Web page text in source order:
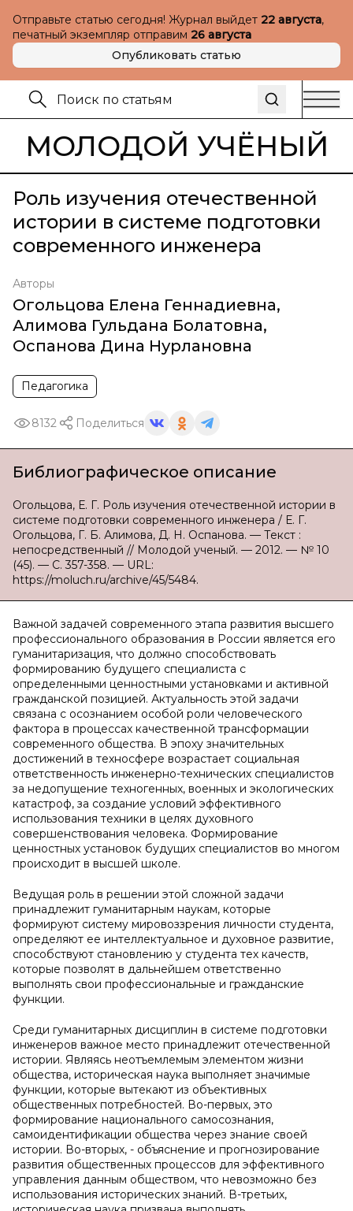
Отправьте статью сегодня! Журнал выйдет 22 августа,
печатный экземпляр отправим 26 августа
Опубликовать статью
МОЛОДОЙ УЧЁНЫЙ
Роль изучения отечественной
истории в системе подготовки
современного инженера
Авторы
Огольцова Елена Геннадиевна,
Алимова Гульдана Болатовна,
Оспанова Дина Нурлановна
Педагогика
8132 Поделиться
Библиографическое описание
Огольцова, Е. Г. Роль изучения отечественной истории в
системе подготовки современного инженера / Е. Г.
Огольцова, Г. Б. Алимова, Д. Н. Оспанова. — Текст :
непосредственный // Молодой ученый. — 2012. — № 10
(45). — С. 357-358. — URL:
https://moluch.ru/archive/45/5484.
Важной задачей современного этапа развития высшего
профессионального образования в России является его
гуманитаризация, что должно способствовать
формированию будущего специалиста с
определенными ценностными установками и активной
гражданской позицией. Актуальность этой задачи
связана с осознанием особой роли человеческого
фактора в процессах качественной трансформации
современного общества. В эпоху значительных
достижений в техносфере возрастает социальная
ответственность инженерно-технических специалистов
за недопущение техногенных, военных и экологических
катастроф, за создание условий эффективного
использования техники в целях духовного
совершенствования человека. Формирование
ценностных установок будущих специалистов во многом
происходит в высшей школе.
Ведущая роль в решении этой сложной задачи
принадлежит гуманитарным наукам, которые
формируют систему мировоззрения личности студента,
определяют ее интеллектуальное и духовное развитие,
способствуют становлению у студента тех качеств,
которые позволят в дальнейшем ответственно
выполнять свои профессиональные и гражданские
функции.
Среди гуманитарных дисциплин в системе подготовки
инженеров важное место принадлежит отечественной
истории. Являясь неотъемлемым элементом жизни
общества, историческая наука выполняет значимые
функции, которые вытекают из объективных
общественных потребностей. Во-первых, это
формирование национального самосознания,
самоидентификации общества через знание своей
истории. Во-вторых, - объяснение и прогнозирование
развития общественных процессов для эффективного
управления данным обществом, что невозможно без
использования исторических знаний. В-третьих,